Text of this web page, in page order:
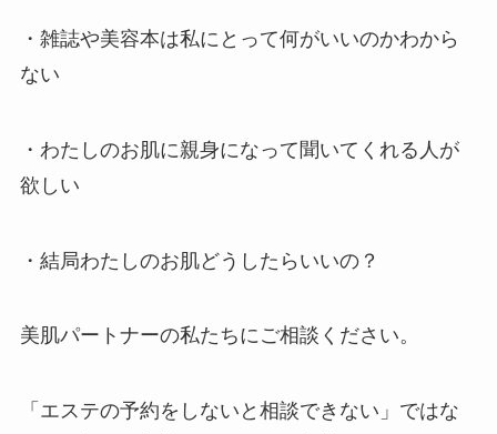
・雑誌や美容本は私にとって何がいいのかわから
ない
・わたしのお肌に親身になって聞いてくれる人が
欲しい
・結局わたしのお肌どうしたらいいの？
美肌パートナーの私たちにご相談ください。
「エステの予約をしないと相談できない」ではな